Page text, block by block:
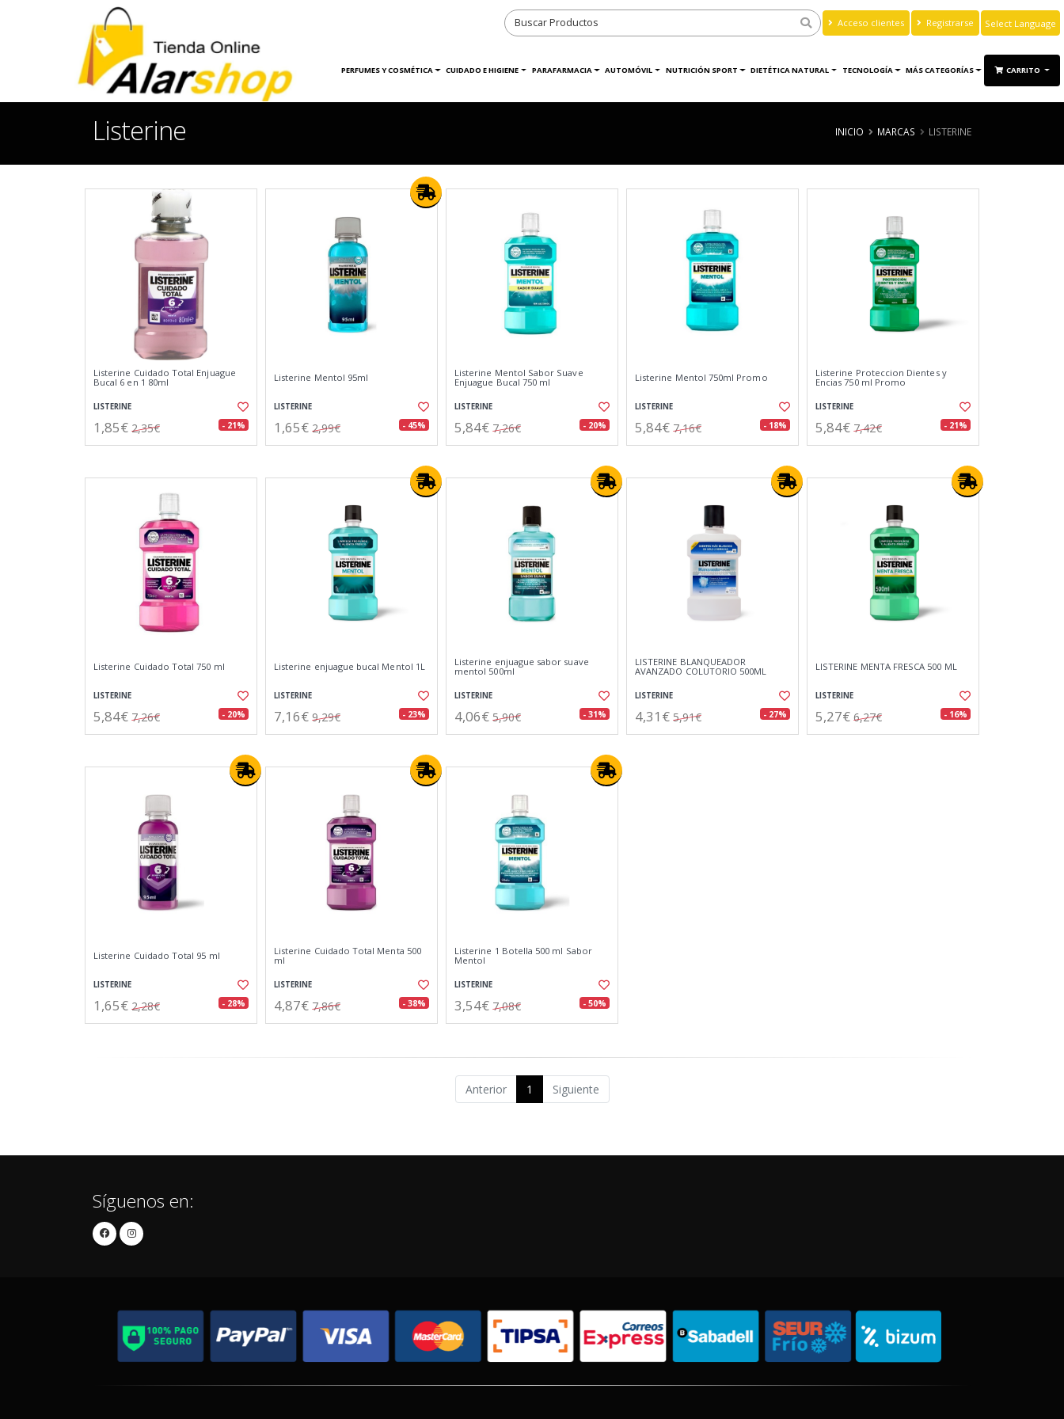
Acceso clientes Registrarse
Translate
INICIO PERFUMES Y COSMÉTICA CUIDADO E HIGIENE PARAFARMACIA AUTOMÓVIL NUTRICIÓN SPORT DIETÉTICA NATURAL TECNOLOGÍA MÁS CATEGORÍAS CARRITO
Listerine INICIO MARCAS LISTERINE
Listerine Cuidado Total Enjuague
Bucal 6 en 1 80ml
LISTERINE
1,85€ 2,35€ - 21%
Listerine Mentol 95ml
LISTERINE
1,65€ 2,99€ - 45%
Listerine Mentol Sabor Suave
Enjuague Bucal 750 ml
LISTERINE
5,84€ 7,26€ - 20%
Listerine Mentol 750ml Promo
LISTERINE
5,84€ 7,16€ - 18%
Listerine Proteccion Dientes y
Encias 750 ml Promo
LISTERINE
5,84€ 7,42€ - 21%
Listerine Cuidado Total 750 ml
LISTERINE
5,84€ 7,26€ - 20%
Listerine enjuague bucal Mentol 1L
LISTERINE
7,16€ 9,29€ - 23%
Listerine enjuague sabor suave
mentol 500ml
LISTERINE
4,06€ 5,90€ - 31%
LISTERINE BLANQUEADOR
AVANZADO COLUTORIO 500ML
LISTERINE
4,31€ 5,91€ - 27%
LISTERINE MENTA FRESCA 500 ML
LISTERINE
5,27€ 6,27€ - 16%
Listerine Cuidado Total 95 ml
LISTERINE
1,65€ 2,28€ - 28%
Listerine Cuidado Total Menta 500
ml
LISTERINE
4,87€ 7,86€ - 38%
Listerine 1 Botella 500 ml Sabor
Mentol
LISTERINE
3,54€ 7,08€ - 50%
Anterior 1 Siguiente
Síguenos en: